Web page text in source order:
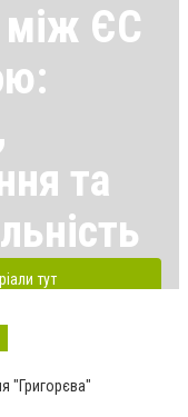
між ЄС
та
тут
"Григорєва"